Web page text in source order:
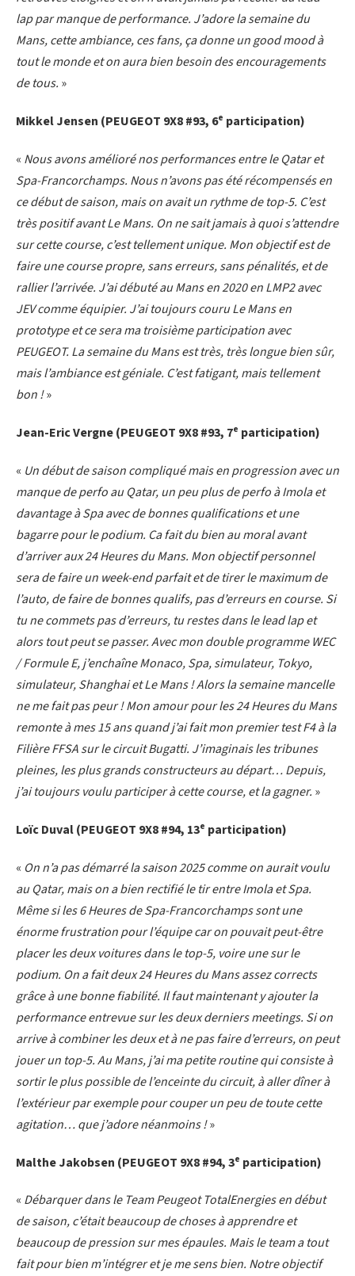
lap par manque de performance. J’adore la semaine du
Mans, cette ambiance, ces fans, ça donne un good mood à
tout le monde et on aura bien besoin des encouragements
de tous. »
Mikkel Jensen (PEUGEOT 9X8 #93, 6e participation)
« Nous avons amélioré nos performances entre le Qatar et
Spa-Francorchamps. Nous n’avons pas été récompensés en
ce début de saison, mais on avait un rythme de top-5. C’est
très positif avant Le Mans. On ne sait jamais à quoi s’attendre
sur cette course, c’est tellement unique. Mon objectif est de
faire une course propre, sans erreurs, sans pénalités, et de
rallier l’arrivée. J’ai débuté au Mans en 2020 en LMP2 avec
JEV comme équipier. J’ai toujours couru Le Mans en
prototype et ce sera ma troisième participation avec
PEUGEOT. La semaine du Mans est très, très longue bien sûr,
mais l’ambiance est géniale. C’est fatigant, mais tellement
bon !»
Jean-Eric Vergne (PEUGEOT 9X8 #93, 7e participation)
« Un début de saison compliqué mais en progression avec un
manque de perfo au Qatar, un peu plus de perfo à Imola et
davantage à Spa avec de bonnes qualifications et une
bagarre pour le podium. Ca fait du bien au moral avant
d’arriver aux 24 Heures du Mans. Mon objectif personnel
sera de faire un week-end parfait et de tirer le maximum de
l’auto, de faire de bonnes qualifs, pas d’erreurs en course. Si
tu ne commets pas d’erreurs, tu restes dans le lead lap et
alors tout peut se passer. Avec mon double programme WEC
/ Formule E, j’enchaîne Monaco, Spa, simulateur, Tokyo,
simulateur, Shanghai et Le Mans ! Alors la semaine mancelle
ne me fait pas peur ! Mon amour pour les 24 Heures du Mans
remonte à mes 15 ans quand j’ai fait mon premier test F4 à la
Filière FFSA sur le circuit Bugatti. J’imaginais les tribunes
pleines, les plus grands constructeurs au départ… Depuis,
j’ai toujours voulu participer à cette course, et la gagner. »
Loïc Duval (PEUGEOT 9X8 #94, 13e participation)
« On n’a pas démarré la saison 2025 comme on aurait voulu
au Qatar, mais on a bien rectifié le tir entre Imola et Spa.
Même si les 6 Heures de Spa-Francorchamps sont une
énorme frustration pour l’équipe car on pouvait peut-être
placer les deux voitures dans le top-5, voire une sur le
podium. On a fait deux 24 Heures du Mans assez corrects
grâce à une bonne fiabilité. Il faut maintenant y ajouter la
performance entrevue sur les deux derniers meetings. Si on
arrive à combiner les deux et à ne pas faire d’erreurs, on peut
jouer un top-5. Au Mans, j’ai ma petite routine qui consiste à
sortir le plus possible de l’enceinte du circuit, à aller dîner à
l’extérieur par exemple pour couper un peu de toute cette
agitation… que j’adore néanmoins !»
Malthe Jakobsen (PEUGEOT 9X8 #94, 3e participation)
« Débarquer dans le Team Peugeot TotalEnergies en début
de saison, c’était beaucoup de choses à apprendre et
beaucoup de pression sur mes épaules. Mais le team a tout
fait pour bien m’intégrer et je me sens bien. Notre objectif